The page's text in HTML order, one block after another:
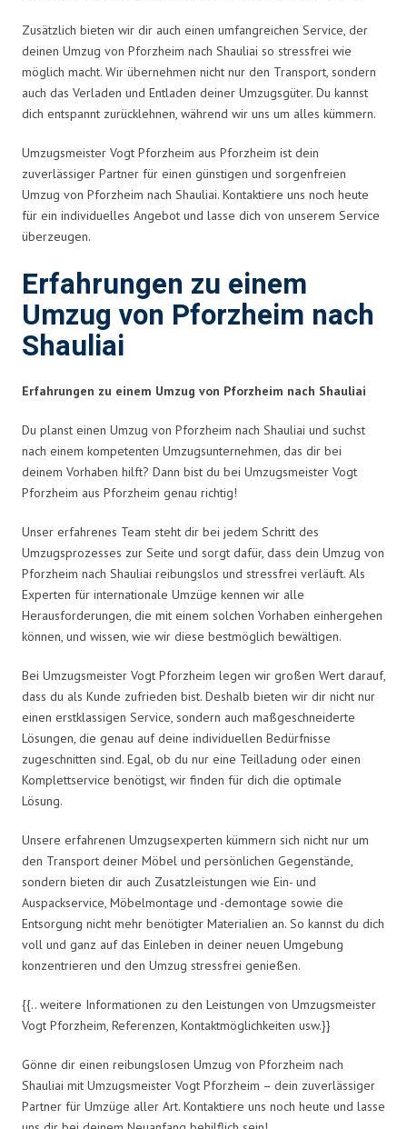
Zusätzlich bieten wir dir auch einen umfangreichen Service, der
deinen Umzug von Pforzheim nach Shauliai so stressfrei wie
möglich macht. Wir übernehmen nicht nur den Transport, sondern
auch das Verladen und Entladen deiner Umzugsgüter. Du kannst
dich entspannt zurücklehnen, während wir uns um alles kümmern.
Umzugsmeister Vogt Pforzheim aus Pforzheim ist dein
zuverlässiger Partner für einen günstigen und sorgenfreien
Umzug von Pforzheim nach Shauliai. Kontaktiere uns noch heute
für ein individuelles Angebot und lasse dich von unserem Service
überzeugen.
Erfahrungen zu einem
Umzug von Pforzheim nach
Shauliai
Erfahrungen zu einem Umzug von Pforzheim nach Shauliai
Du planst einen Umzug von Pforzheim nach Shauliai und suchst
nach einem kompetenten Umzugsunternehmen, das dir bei
deinem Vorhaben hilft? Dann bist du bei Umzugsmeister Vogt
Pforzheim aus Pforzheim genau richtig!
Unser erfahrenes Team steht dir bei jedem Schritt des
Umzugsprozesses zur Seite und sorgt dafür, dass dein Umzug von
Pforzheim nach Shauliai reibungslos und stressfrei verläuft. Als
Experten für internationale Umzüge kennen wir alle
Herausforderungen, die mit einem solchen Vorhaben einhergehen
können, und wissen, wie wir diese bestmöglich bewältigen.
Bei Umzugsmeister Vogt Pforzheim legen wir großen Wert darauf,
dass du als Kunde zufrieden bist. Deshalb bieten wir dir nicht nur
einen erstklassigen Service, sondern auch maßgeschneiderte
Lösungen, die genau auf deine individuellen Bedürfnisse
zugeschnitten sind. Egal, ob du nur eine Teilladung oder einen
Komplettservice benötigst, wir finden für dich die optimale
Lösung.
Unsere erfahrenen Umzugsexperten kümmern sich nicht nur um
den Transport deiner Möbel und persönlichen Gegenstände,
sondern bieten dir auch Zusatzleistungen wie Ein- und
Auspackservice, Möbelmontage und -demontage sowie die
Entsorgung nicht mehr benötigter Materialien an. So kannst du dich
voll und ganz auf das Einleben in deiner neuen Umgebung
konzentrieren und den Umzug stressfrei genießen.
{{.. weitere Informationen zu den Leistungen von Umzugsmeister
Vogt Pforzheim, Referenzen, Kontaktmöglichkeiten usw.}}
Gönne dir einen reibungslosen Umzug von Pforzheim nach
Shauliai mit Umzugsmeister Vogt Pforzheim – dein zuverlässiger
Partner für Umzüge aller Art. Kontaktiere uns noch heute und lasse